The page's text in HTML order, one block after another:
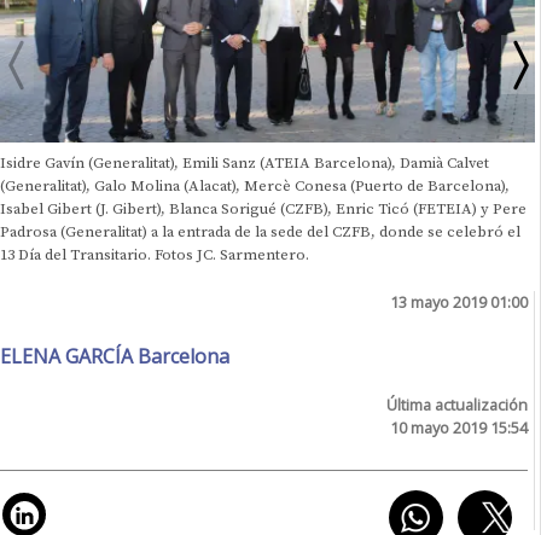
Isidre Gavín (Generalitat), Emili Sanz (ATEIA Barcelona), Damià Calvet
(Generalitat), Galo Molina (Alacat), Mercè Conesa (Puerto de Barcelona),
Isabel Gibert (J. Gibert), Blanca Sorigué (CZFB), Enric Ticó (FETEIA) y Pere
Padrosa (Generalitat) a la entrada de la sede del CZFB, donde se celebró el
13 Día del Transitario. Fotos JC. Sarmentero.
13 mayo 2019 01:00
ELENA GARCÍA Barcelona
Última actualización
10 mayo 2019 15:54